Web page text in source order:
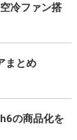
冷ファン搭
まとめ
の商品化を